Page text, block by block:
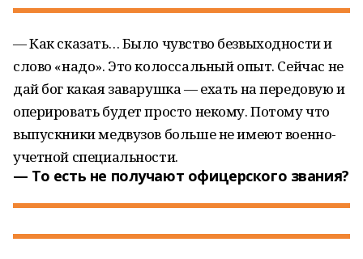
— Как сказать… Было чувство безвыходности и
слово «надо». Это колоссальный опыт. Сейчас не
дай бог какая заварушка — ехать на передовую и
оперировать будет просто некому. Потому что
выпускники медвузов больше не имеют военно-
учетной специальности.
— То есть не получают офицерского звания?